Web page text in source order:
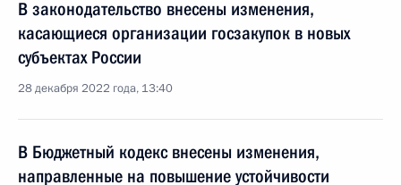
В законодательство внесены изменения,
касающиеся организации госзакупок в новых
субъектах России
28 декабря 2022 года, 13:40
В Бюджетный кодекс внесены изменения,
направленные на повышение устойчивости